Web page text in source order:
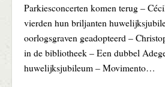
Parkiesconcerten komen terug –
vierden hun briljanten
oorlogsgraven geadopteerd –
in de bibliotheek – Een dubbel
huwelijksjubileum – Movimento…